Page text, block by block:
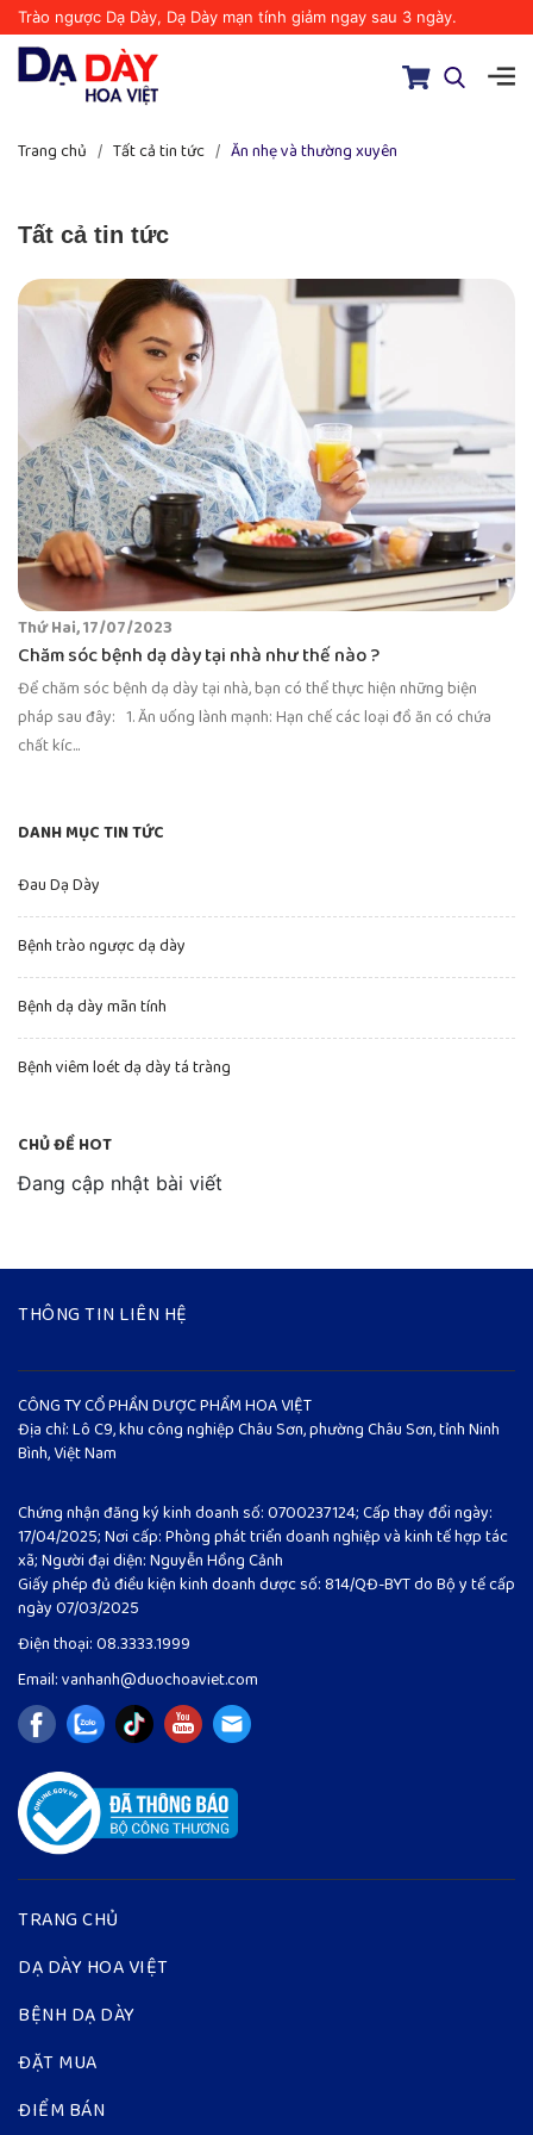
Trào ngược Dạ Dày, Dạ Dày mạn tính giảm ngay sau 3 ngày.
Trang chủ / Tất cả tin tức / Ăn nhẹ và thường xuyên
Tất cả tin tức
Thứ Hai, 17/07/2023
Chăm sóc bệnh dạ dày tại nhà như thế nào ?
Để chăm sóc bệnh dạ dày tại nhà, bạn có thể thực hiện những biện
pháp sau đây: 1. Ăn uống lành mạnh: Hạn chế các loại đồ ăn có chứa
chất kíc...
DANH MỤC TIN TỨC
Đau Dạ Dày
Bệnh trào ngược dạ dày
Bệnh dạ dày mãn tính
Bệnh viêm loét dạ dày tá tràng
CHỦ ĐỀ HOT
Đang cập nhật bài viết
THÔNG TIN LIÊN HỆ
CÔNG TY CỔ PHẦN DƯỢC PHẨM HOA VIỆT
Địa chỉ: Lô C9, khu công nghiệp Châu Sơn, phường Châu Sơn, tỉnh Ninh
Bình, Việt Nam
Chứng nhận đăng ký kinh doanh số: 0700237124; Cấp thay đổi ngày:
17/04/2025; Nơi cấp: Phòng phát triển doanh nghiệp và kinh tế hợp tác
xã; Người đại diện: Nguyễn Hồng Cảnh
Giấy phép đủ điều kiện kinh doanh dược số: 814/QĐ-BYT do Bộ y tế cấp
ngày 07/03/2025
Điện thoại:08.3333.1999
Email:vanhanh@duochoaviet.com
TRANG CHỦ
DẠ DÀY HOA VIỆT
BỆNH DẠ DÀY
ĐẶT MUA
ĐIỂM BÁN